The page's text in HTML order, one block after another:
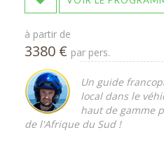
à partir de
3380 € par pers.
Un guide
local dans le
haut de gamme
de l'Afrique du Sud !